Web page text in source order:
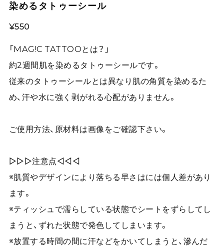
染めるタトゥーシール
¥550
「MAG!C TATTOOとは？」
約2週間肌を染めるタトゥーシールです。
従来のタトゥーシールとは異なり肌の角質を染めるた
め、汗や水に強く剥がれる心配がありません。
ご使用方法、原材料は画像をご確認下さい。
▷▷▷注意点◁◁◁
※肌質やデザインにより落ちる早さはには個人差があり
ます。
※ティッシュで濡らしている状態でシートをずらしてし
まうと、ずれた状態で発色してしまいます。
※放置する時間の間に汗などをかいてしまうと、滲んだ